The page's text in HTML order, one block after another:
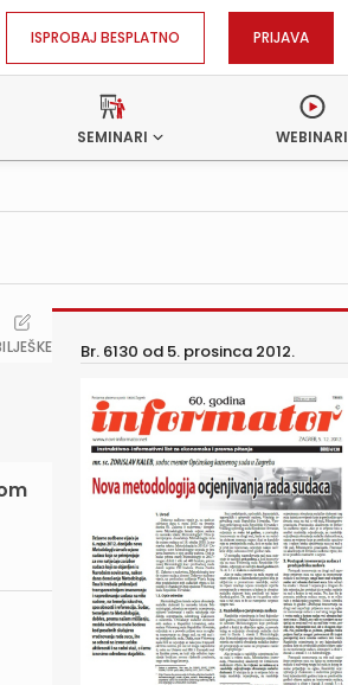
ISPROBAJ BESPLATNO PRIJAVA
SEMINARI WEBINARI
Br. 6130 od 5. prosinca 2012.